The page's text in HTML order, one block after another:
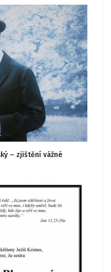
– zjištění vážné